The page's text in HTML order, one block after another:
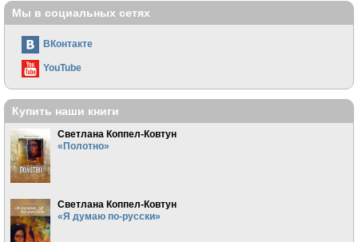
Мы в социальных сетях
ВКонтакте
YouTube
Купить наши книги
Светлана Коппел-Ковтун
«Полотно»
Светлана Коппел-Ковтун
«Я думаю по-русски»